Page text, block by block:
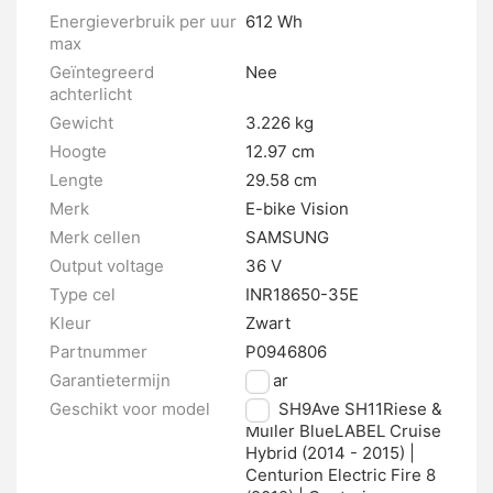
Energieverbruik per uur
max
612 Wh
Geïntegreerd
achterlicht
Nee
Gewicht
3.226 kg
Hoogte
12.97 cm
Lengte
29.58 cm
Merk
E-bike Vision
Merk cellen
SAMSUNG
Output voltage
36 V
Type cel
INR18650-35E
Kleur
Zwart
Partnummer
P0946806
Garantietermijn
2 jaar
Geschikt voor model
Ave SH9Ave SH11Riese &
Müller BlueLABEL Cruise
Hybrid (2014 - 2015) |
Centurion Electric Fire 8